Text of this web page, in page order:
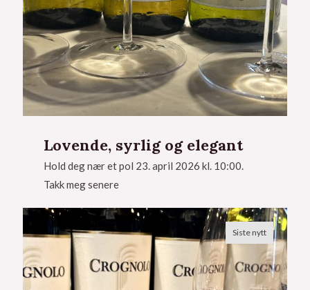
Lovende, syrlig og elegant
Hold deg nær et pol 23. april 2026 kl. 10:00.
Takk meg senere
Siste nytt